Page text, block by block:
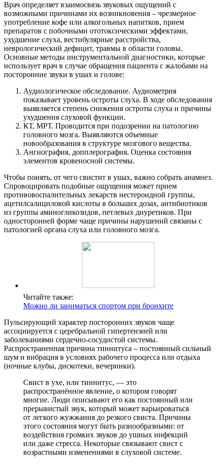
Врач определяет взаимосвязь звуковых ощущений с
возможными причинами их возникновения – чрезмерное
употребление кофе или алкогольных напитков, прием
препаратов с побочными ототоксическими эффектами,
ухудшение слуха, вестибулярные расстройства,
неврологический дефицит, травмы в области головы.
Основные методы инструментальной диагностики, которые
использует врач в случае обращения пациента с жалобами на
посторонние звуки в ушах и голове:
Аудиологическое обследование. Аудиометрия
показывает уровень остроты слуха. В ходе обследования
выявляется степень снижения остроты слуха и причины
ухудшения слуховой функции.
КТ, МРТ. Проводится при подозрении на патологию
головного мозга. Выявляются объемные
новообразования в структуре мозгового вещества.
Ангиография, допплерография. Оценка состояния
элементов кровеносной системы.
Чтобы понять, от чего свистит в ушах, важно собрать анамнез.
Спровоцировать подобные ощущения может прием
противовоспалительных лекарств нестероидной группы,
ацетилсалициловой кислоты в больших дозах, антибиотиков
из группы аминогликозидов, петлевых диуретиков. При
односторонней форме чаще причины нарушений связаны с
патологией органа слуха или головного мозга.
Читайте также:
Можно ли заниматься спортом при бронхите
Пульсирующий характер посторонних звуков чаще
ассоциируется с церебральной гипертензией или
заболеваниями сердечно-сосудистой системы.
Распространенная причина тиннитуса – постоянный сильный
шум и вибрация в условиях рабочего процесса или отдыха
(ночные клубы, дискотеки, вечеринки).
Свист в ухе, или тиннитус, — это
распространённое явление, о котором говорят
многие. Люди описывают его как постоянный или
прерывистый звук, который может варьироваться
от легкого жужжания до резкого свиста. Причины
этого состояния могут быть разнообразными: от
воздействия громких звуков до ушных инфекций
или даже стресса. Некоторые связывают свист с
возрастными изменениями в слуховой системе.